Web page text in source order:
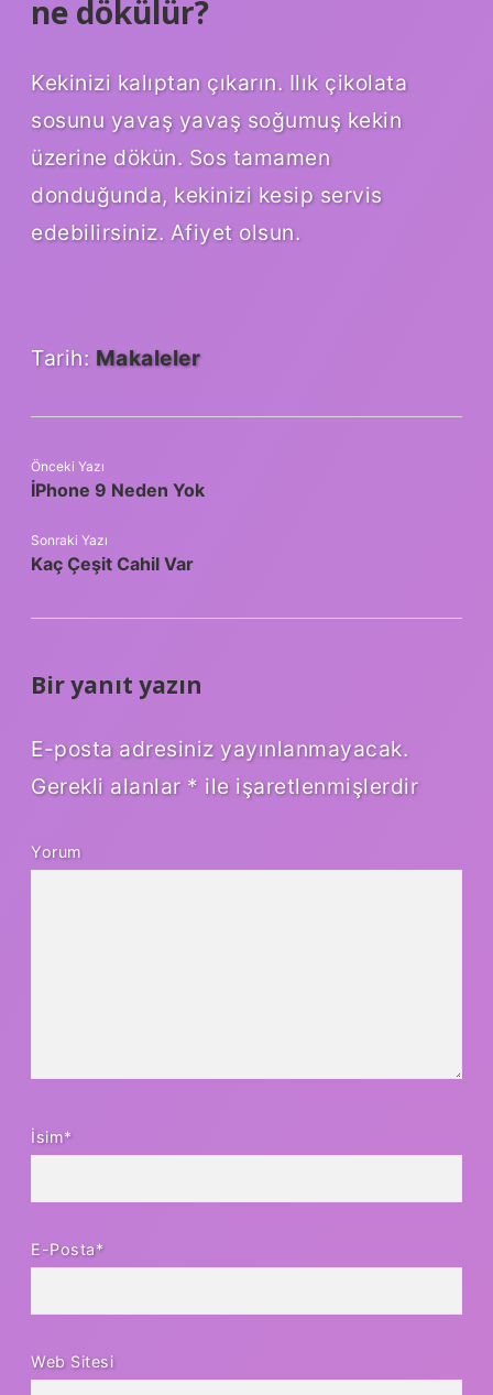
ne dökülür?
Kekinizi kalıptan çıkarın. Ilık çikolata
sosunu yavaş yavaş soğumuş kekin
üzerine dökün. Sos tamamen
donduğunda, kekinizi kesip servis
edebilirsiniz. Afiyet olsun.
Tarih: Makaleler
Önceki Yazı
İPhone 9 Neden Yok
Sonraki Yazı
Kaç Çeşit Cahil Var
Bir yanıt yazın
E-posta adresiniz yayınlanmayacak.
Gerekli alanlar * ile işaretlenmişlerdir
Yorum
İsim*
E-Posta*
Web Sitesi